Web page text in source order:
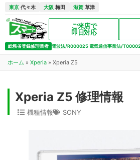
東京 代々木 大阪 梅田 滋賀 草津
ご来店で
即日対応
総務省登録修理業者 電波法/R000025 電気通信事業法/
ホーム » Xperia » Xperia Z5
Xperia Z5 修理情報
機種情報 SONY